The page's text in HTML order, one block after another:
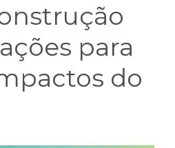
para
do